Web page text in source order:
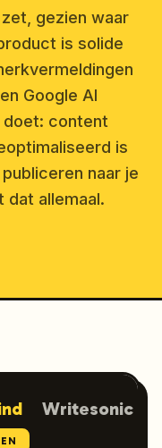
gezien waar
is solide
Google AI
doet: content
is
naar je
dat allemaal.
Writesonic